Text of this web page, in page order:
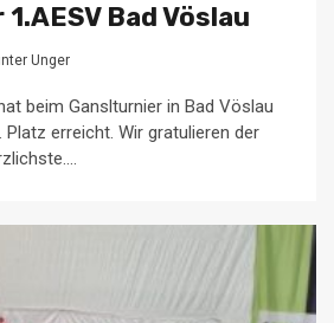
Bad Vöslau
Unger
beim Ganslturnier in Bad Vöslau
Platz erreicht. Wir gratulieren der